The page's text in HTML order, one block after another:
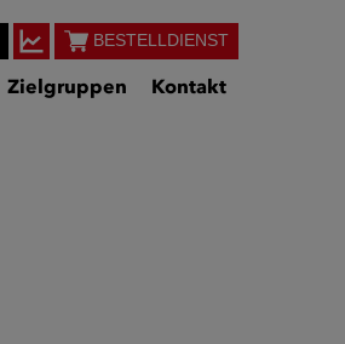
BESTELLDIENST
Zielgruppen Kontakt